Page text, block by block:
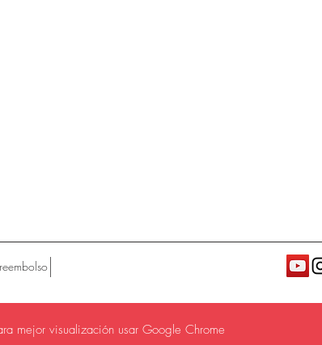
mejor visualización usar Google Chrome